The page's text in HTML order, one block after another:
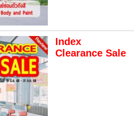
Index
Clearance Sale